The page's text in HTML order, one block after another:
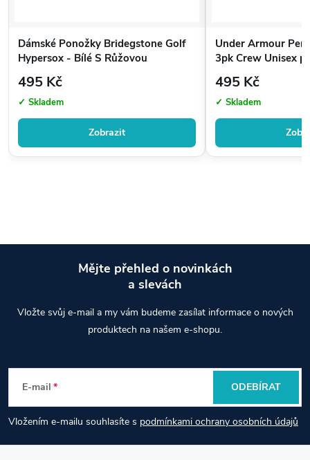
Dámské Ponožky Bridegstone Golf
Hypersox - Bílé S Růžovou
495 Kč
✓ Skladem
Zobrazit
Under Armour
3pk Crew Unisex
495 Kč
✓ Skladem
p
a
t
Mějte přehled o novinkách
a slevách
Vložte svůj e-mail a my vám budeme zasílat informace o nových
produktech na našem e-shopu.
E-mail
Vložením e-mailu souhlasíte s podmínkami ochrany osobních údajů
ODEBÍRAT